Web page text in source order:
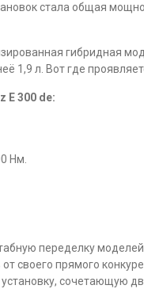
стала общая
гибридная
1,9 л. Вот где
E 300 de:
Нм.
переделку
своего прямого
сочетающую